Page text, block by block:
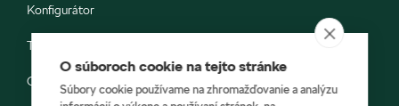
Konfigurátor
Testovacia jazda
Objednávka do servisu
O súboroch cookie na tejto stránke
Súbory cookie používame na zhromažďovanie a analýzu